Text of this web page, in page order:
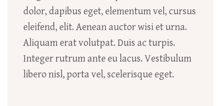
dolor, dapibus eget, elementum vel, cursus
eleifend, elit. Aenean auctor wisi et urna.
Aliquam erat volutpat. Duis ac turpis.
Integer rutrum ante eu lacus. Vestibulum
libero nisl, porta vel, scelerisque eget.